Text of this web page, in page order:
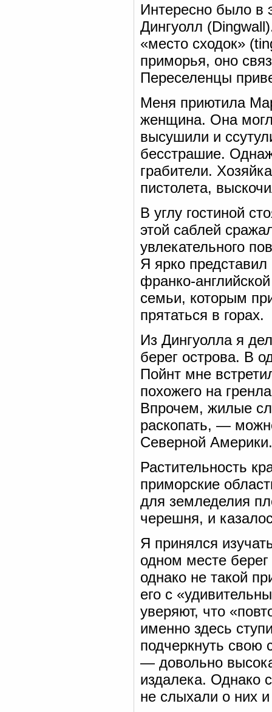
Интересно было в
Дингуолл
«место сходок»
приморья, оно
Переселенцы
Меня приютила
женщина. Она
высушили и
бесстрашие.
грабители.
пистолета,
В углу гостиной
этой саблей
увлекательного
Я ярко
франко-
семьи, которым
прятаться в горах.
Из Дингуолла я
берег острова. В
Пойнт мне
похожего на
Впрочем, жилые
раскопать, —
Северной Америки.
Растительность
приморские
для земледелия
черешня, и
Я принялся
одном месте
однако не такой
его с
уверяют, что
именно здесь
подчеркнуть свою
— довольно
издалека. Однако
не слыхали о них